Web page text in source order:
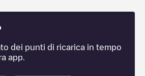
dei punti di ricarica in tempo
app.